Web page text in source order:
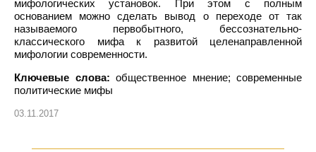
мифологических установок. При этом с полным
основанием можно сделать вывод о переходе от так
называемого первобытного, бессознательно-
классического мифа к развитой целенаправленной
мифологии современности.
Ключевые слова: общественное мнение; современные
политические мифы
03.11.2017